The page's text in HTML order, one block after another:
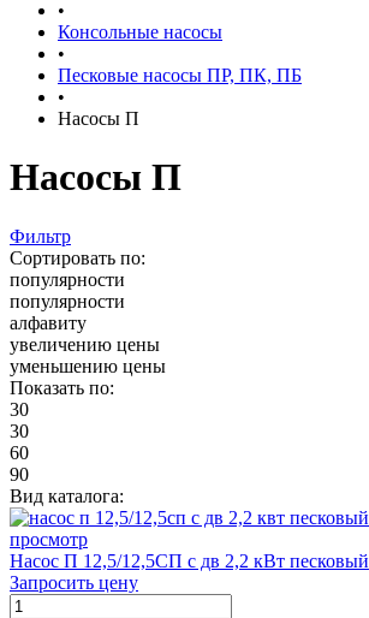
•
Консольные насосы
•
Песковые насосы ПР, ПК, ПБ
•
Насосы П
Насосы П
Фильтр
Сортировать по:
популярности
популярности
алфавиту
увеличению цены
уменьшению цены
Показать по:
30
30
60
90
Вид каталога:
просмотр
Насос П 12,5/12,5СП с дв 2,2 кВт песковый
Запросить цену